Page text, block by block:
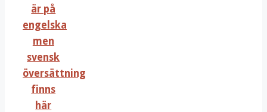
är på
engelska
men
svensk
översättning
finns
här